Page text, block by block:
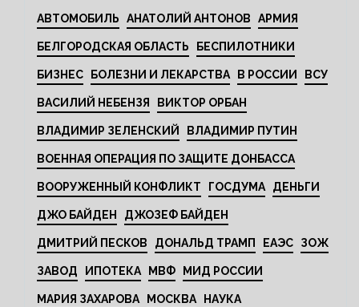
АВТОМОБИЛЬ АНАТОЛИЙ АНТОНОВ АРМИЯ
БЕЛГОРОДСКАЯ ОБЛАСТЬ БЕСПИЛОТНИКИ
БИЗНЕС БОЛЕЗНИ И ЛЕКАРСТВА В РОССИИ ВСУ
ВАСИЛИЙ НЕБЕНЗЯ ВИКТОР ОРБАН
ВЛАДИМИР ЗЕЛЕНСКИЙ ВЛАДИМИР ПУТИН
ВОЕННАЯ ОПЕРАЦИЯ ПО ЗАЩИТЕ ДОНБАССА
ВООРУЖЕННЫЙ КОНФЛИКТ ГОСДУМА ДЕНЬГИ
ДЖО БАЙДЕН ДЖОЗЕФ БАЙДЕН
ДМИТРИЙ ПЕСКОВ ДОНАЛЬД ТРАМП ЕАЭС ЗОЖ
ЗАВОД ИПОТЕКА МВФ МИД РОССИИ
МАРИЯ ЗАХАРОВА МОСКВА НАУКА